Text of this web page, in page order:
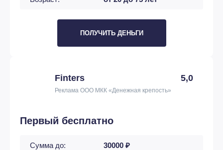
ПОЛУЧИТЬ ДЕНЬГИ
Finters 5,0
Реклама ООО МКК «Денежная крепость»
Первый бесплатно
Сумма до: 30000 ₽